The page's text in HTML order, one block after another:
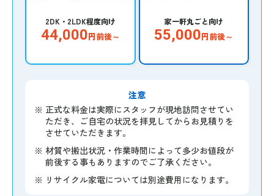
2DK・2LDK程度向け
44,000円前後～
家一軒丸ごと向け
55,000円前後～
注意
※ 正式な料金は実際にスタッフが現地訪問させてい
ただき、ご自宅の状況を拝見してからお見積りを
させていただきます。
※ 材質や搬出状況・作業時間によって多少お値段が
前後する事もありますのでご了承ください。
※ リサイクル家電については別途費用になります。